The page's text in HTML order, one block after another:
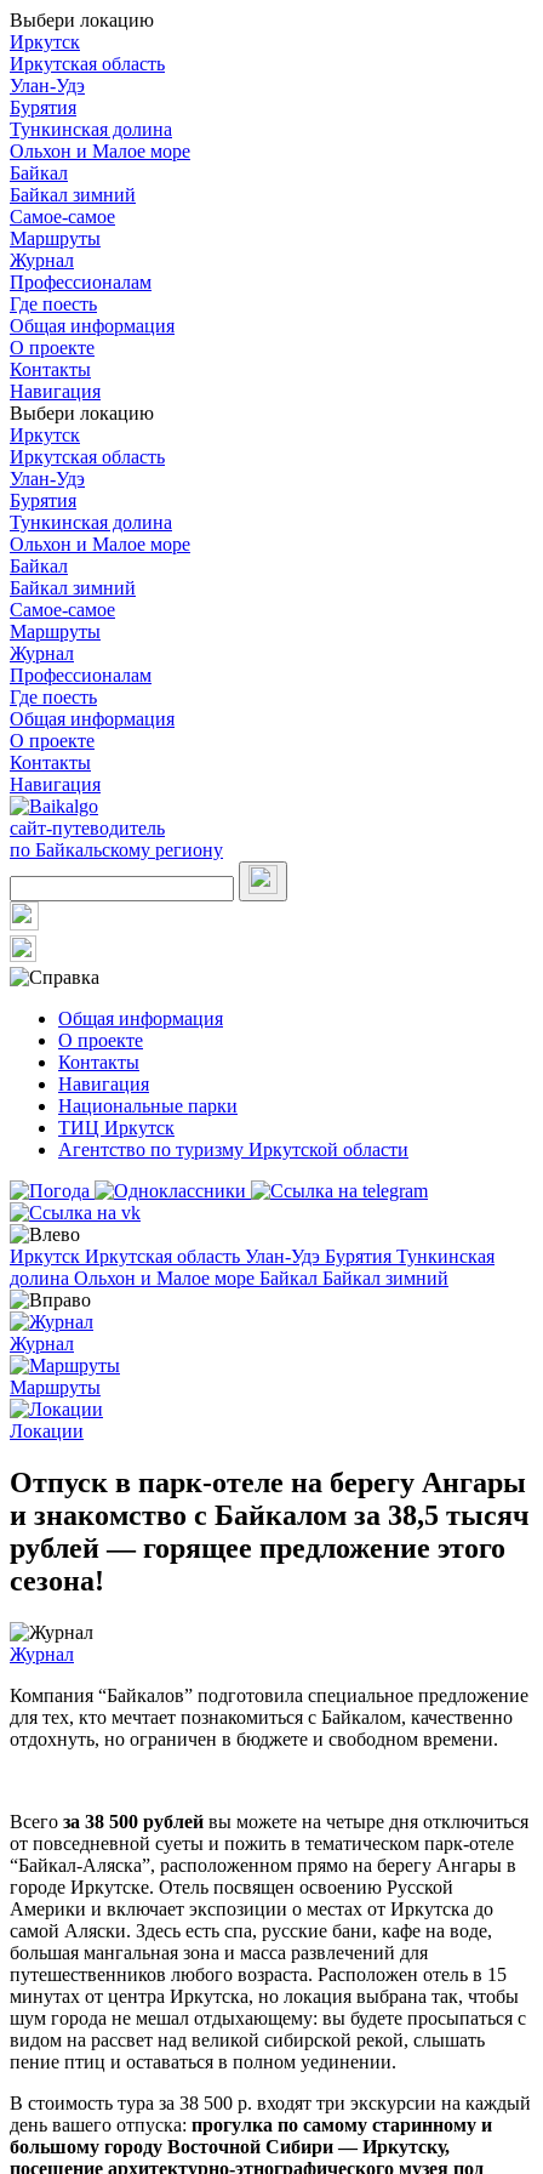
Выбери локацию
Иркутск
Иркутская область
Улан-Удэ
Бурятия
Тункинская долина
Ольхон и Малое море
Байкал
Байкал зимний
Самое-самое
Маршруты
Журнал
Профессионалам
Где поесть
Общая информация
О проекте
Контакты
Навигация
Выбери локацию
Иркутск
Иркутская область
Улан-Удэ
Бурятия
Тункинская долина
Ольхон и Малое море
Байкал
Байкал зимний
Самое-самое
Маршруты
Журнал
Профессионалам
Где поесть
Общая информация
О проекте
Контакты
Навигация
сайт-путеводитель
по Байкальскому региону
Общая информация
О проекте
Контакты
Навигация
Национальные парки
ТИЦ Иркутск
Агентство по туризму Иркутской области
Иркутск Иркутская область Улан-Удэ Бурятия Тункинская
долина Ольхон и Малое море Байкал Байкал зимний
Журнал
Маршруты
Локации
Отпуск в парк-отеле на берегу Ангары
и знакомство с Байкалом за 38,5 тысяч
рублей — горящее предложение этого
сезона!
Журнал
Компания “Байкалов” подготовила специальное предложение
для тех, кто мечтает познакомиться с Байкалом, качественно
отдохнуть, но ограничен в бюджете и свободном времени.
Всего за 38 500 рублей вы можете на четыре дня отключиться
от повседневной суеты и пожить в тематическом парк-отеле
“Байкал-Аляска”, расположенном прямо на берегу Ангары в
городе Иркутске. Отель посвящен освоению Русской
Америки и включает экспозиции о местах от Иркутска до
самой Аляски. Здесь есть спа, русские бани, кафе на воде,
большая мангальная зона и масса развлечений для
путешественников любого возраста. Расположен отель в 15
минутах от центра Иркутска, но локация выбрана так, чтобы
шум города не мешал отдыхающему: вы будете просыпаться с
видом на рассвет над великой сибирской рекой, слышать
пение птиц и оставаться в полном уединении.
В стоимость тура за 38 500 р. входят три экскурсии на каждый
день вашего отпуска: прогулка по самому старинному и
большому городу Восточной Сибири — Иркутску,
посещение архитектурно-этнографического музея под